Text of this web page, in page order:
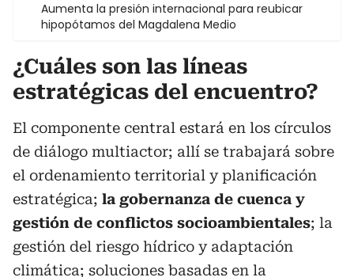
Aumenta la presión internacional para reubicar
hipopótamos del Magdalena Medio
¿Cuáles son las líneas
estratégicas del encuentro?
El componente central estará en los círculos
de diálogo multiactor; allí se trabajará sobre
el ordenamiento territorial y planificación
estratégica; la gobernanza de cuenca y
gestión de conflictos socioambientales; la
gestión del riesgo hídrico y adaptación
climática; soluciones basadas en la